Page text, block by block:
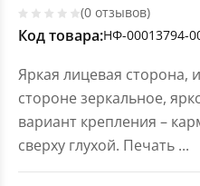
(0 отзывов)
Код товара:НФ-00013794-
Яркая лицевая сторона,
стороне зеркальное,
вариант крепления –
сверху глухой. Печать ...